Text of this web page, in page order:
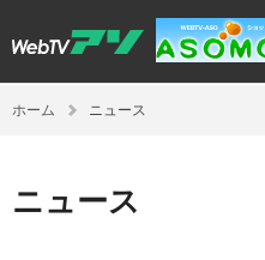
ホーム ニュース
ニュース